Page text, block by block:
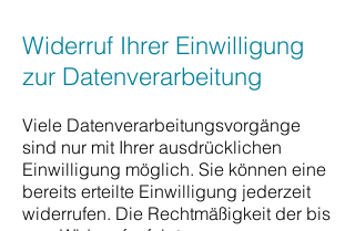
Widerruf Ihrer Einwilligung
zur Datenverarbeitung
Viele Datenverarbeitungsvorgänge
sind nur mit Ihrer ausdrücklichen
Einwilligung möglich. Sie können eine
bereits erteilte Einwilligung jederzeit
widerrufen. Die Rechtmäßigkeit der bis